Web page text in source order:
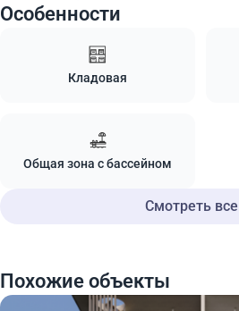
Особенности
Кладовая
Общая зона с бассейном
Смотреть все
Похожие объекты